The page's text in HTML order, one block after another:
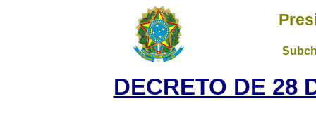
DECRETO DE 28